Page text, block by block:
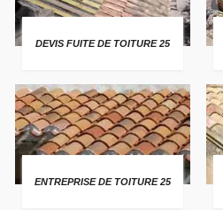
DEVIS FUITE DE TOITURE 25
ENTREPRISE DE TOITURE 25